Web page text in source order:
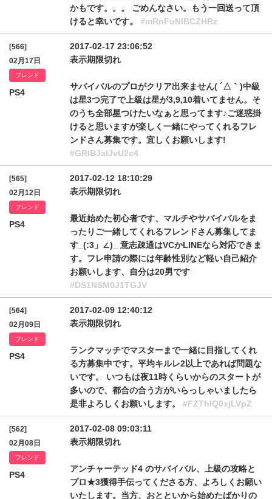
かもです。。。 ごめんなさい。もう一回送って頂
けると幸いです。 #mRnFuNlBCZHRz
[566]
02月17日
フレンド
PS4
2017-02-17 23:06:52
表示期限切れ
サバイバルのプロがクリア出来ません( ´△｀)中級
は星3つ完了で上級は星が3,9,10着いてません。そ
のうち全部星つけたいなぁと思ってます♪ご迷惑掛
けると思いますが楽しく一緒にやってくれるフレ
ンドさん募集です。宜しくお願いします!
#GRlBJalJvU2c4
[565]
02月12日
フレンド
PS4
2017-02-12 18:10:29
表示期限切れ
最近始めた初心者です、マルチやサバイバルをま
ったりご一緒してくれるフレンドさん募集してま
す_(:3」∠)_ 意志疎通はVCかLINEなら対応できま
す。フレ申請の際には年齢性別など軽い自己紹介
お願いします、自分は20男です
#DS1NSM0J1TGJV
[564]
02月09日
フレンド
PS4
2017-02-09 12:40:12
表示期限切れ
ランクマッチでマスターまで一緒に目指してくれ
る方募集中です。平均キルレ2以上であれば問題な
いです。 いつもは夜11時くらいからのスタートが
多いので、都合の合う方がいらっしゃいましたら
是非よろしくお願いします。 #FZThIQ0xjLVpZ
[562]
02月08日
フレンド
PS4
2017-02-08 09:03:11
表示期限切れ
アンチャーテッド4 のサバイバル、上級の攻略と
プロ★3獲得手伝ってくださる方、よろしくお願い
いたします。当方、おとといから始めたばかりの